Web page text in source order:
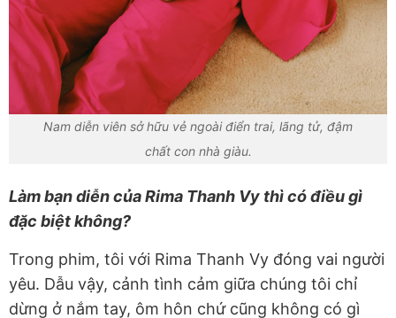
Nam diễn viên sở hữu vẻ ngoài điển trai, lãng tử, đậm
chất con nhà giàu.
Làm bạn diễn của Rima Thanh Vy thì có điều gì
đặc biệt không?
Trong phim, tôi với Rima Thanh Vy đóng vai người
yêu. Dẫu vậy, cảnh tình cảm giữa chúng tôi chỉ
dừng ở nắm tay, ôm hôn chứ cũng không có gì